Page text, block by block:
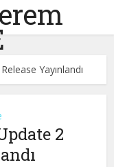
Yayınlandı
2